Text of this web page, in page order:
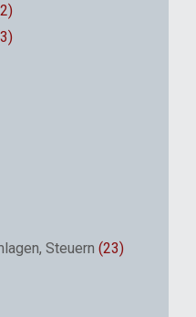
Steuern (23)